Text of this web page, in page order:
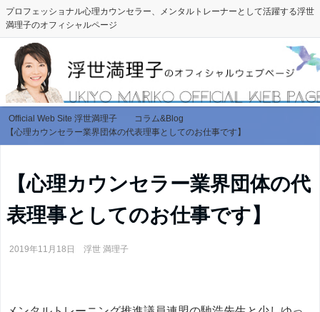
プロフェッショナル心理カウンセラー、メンタルトレーナーとして活躍する浮世
満理子のオフィシャルページ
Official Web Site 浮世満理子
コラム&Blog
【心理カウンセラー業界団体の代表理事としてのお仕事です】
【心理カウンセラー業界団体の代
表理事としてのお仕事です】
2019年11月18日 浮世 満理子